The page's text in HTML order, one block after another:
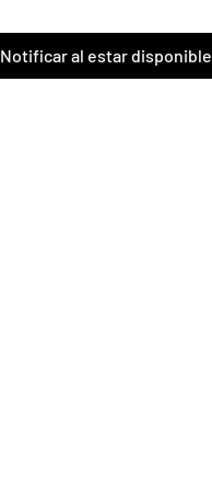
Notificar al estar disponible